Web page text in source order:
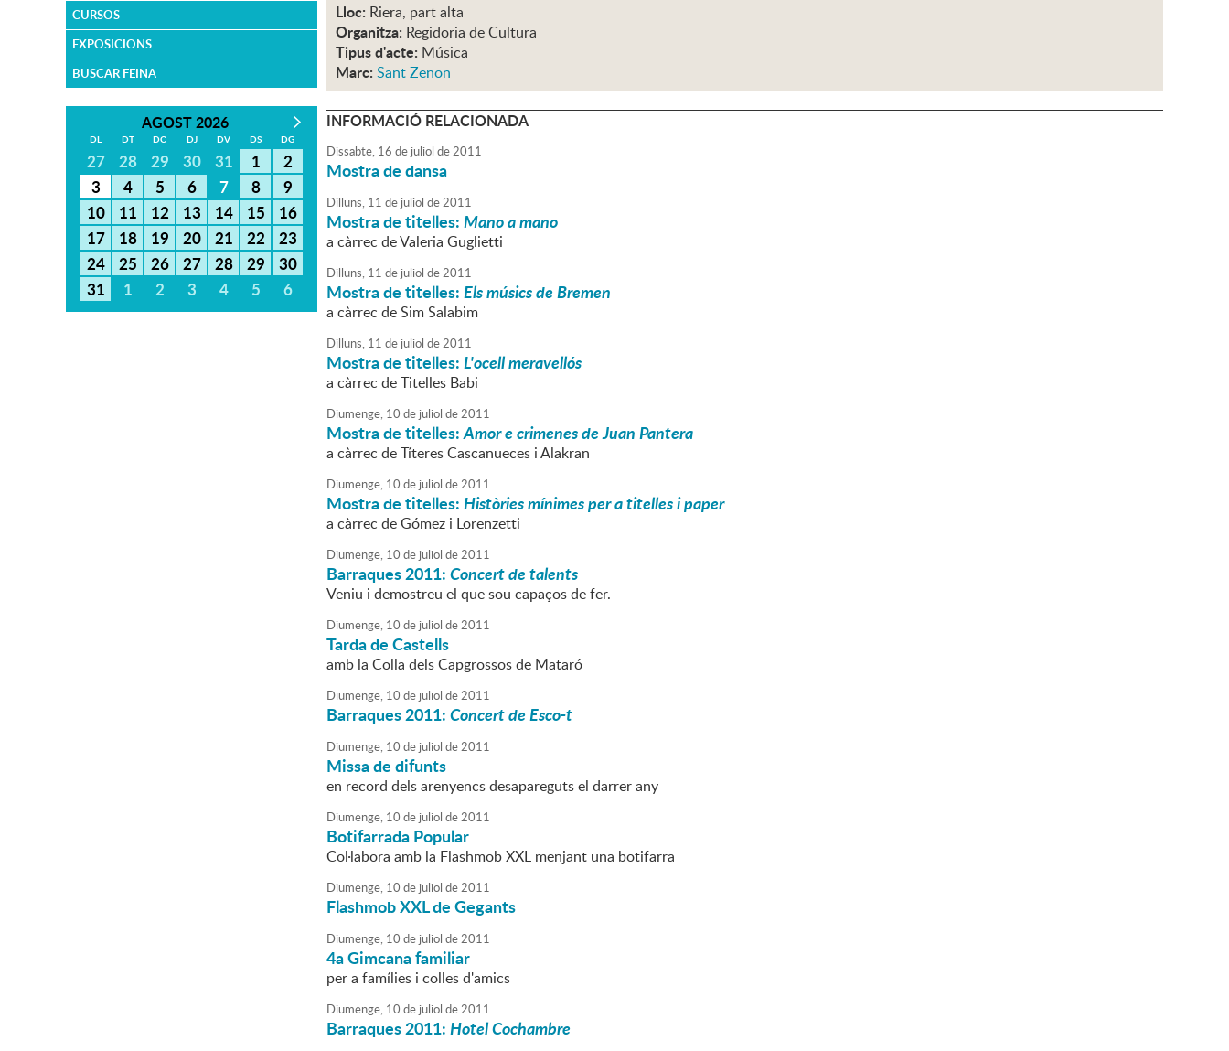
CURSOS
EXPOSICIONS
BUSCAR FEINA
AGOST 2026
DL DT DC DJ DV DS DG
27 28 29 30 31 1
2
3
4 5 6 7 8
9
10
11 12 13 14 15
16
17
18 19 20 21 22
23
24
25 26 27 28 29
30
31
1 2 3 4 5 6
Lloc: Riera, part alta
Organitza: Regidoria de Cultura
Tipus d'acte: Música
Marc: Sant Zenon
INFORMACIÓ RELACIONADA
Dissabte, 16 de juliol de2011
Mostra de dansa
Dilluns, 11 de juliol de2011
Mostra de titelles:Mano a mano
a càrrec de Valeria Guglietti
Dilluns, 11 de juliol de2011
Mostra de titelles:Els músics de Bremen
a càrrec de Sim Salabim
Dilluns, 11 de juliol de2011
Mostra de titelles:L'ocell meravellós
a càrrec de Titelles Babi
Diumenge, 10 de juliol de2011
Mostra de titelles:Amor e crimenes de Juan Pantera
a càrrec de Títeres Cascanueces i Alakran
Diumenge, 10 de juliol de2011
Mostra de titelles:Històries mínimes per a titelles i paper
a càrrec de Gómez i Lorenzetti
Diumenge, 10 de juliol de2011
Barraques 2011:Concert de talents
Veniu i demostreu el que sou capaços de fer.
Diumenge, 10 de juliol de2011
Tarda de Castells
amb la Colla dels Capgrossos de Mataró
Diumenge, 10 de juliol de2011
Barraques 2011:Concert de Esco-t
Diumenge, 10 de juliol de2011
Missa de difunts
en record dels arenyencs desapareguts el darrer any
Diumenge, 10 de juliol de2011
Botifarrada Popular
Col·labora amb la Flashmob XXL menjant una botifarra
Diumenge, 10 de juliol de2011
Flashmob XXL de Gegants
Diumenge, 10 de juliol de2011
4a Gimcana familiar
per a famílies i colles d'amics
Diumenge, 10 de juliol de2011
Barraques 2011:Hotel Cochambre